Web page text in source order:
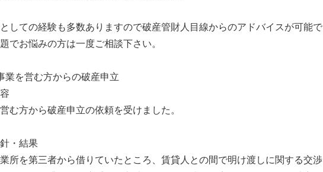
しての経験も多数ありますので破産管財人目線からのアドバイスが可能で
でお悩みの方は一度ご相談下さい。
業を営む方からの破産申立
む方から破産申立の依頼を受けました。
・結果
所を第三者から借りていたところ、賃貸人との間で明け渡しに関する交渉